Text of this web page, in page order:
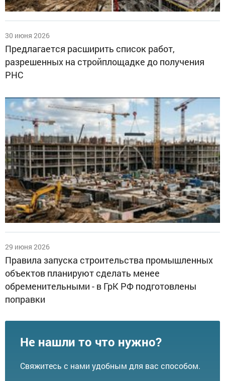
30 июня 2026
Предлагается расширить список работ,
разрешенных на стройплощадке до получения
РНС
29 июня 2026
Правила запуска строительства промышленных
объектов планируют сделать менее
обременительными - в ГрК РФ подготовлены
поправки
Не нашли то что нужно?
Свяжитесь с нами удобным для вас способом.